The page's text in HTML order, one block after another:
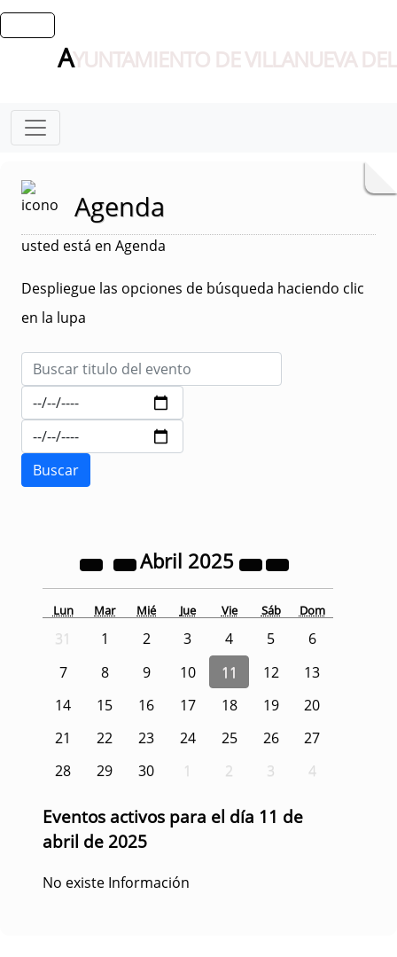
AYUNTAMIENTO DE VILLANUEVA
Agenda
usted está en Agenda
Despliegue las opciones de búsqueda haciendo clic
en la lupa
Abril 2025
Lun Mar Mié Jue Vie Sáb Dom
31 1 2 3 4 5
6
7
8 9 10 11 12
13
14
15 16 17 18 19
20
21
22 23 24 25 26
27
28
29 30 1 2 3 4
Eventos activos para el día 11 de
abril de 2025
No existe Información